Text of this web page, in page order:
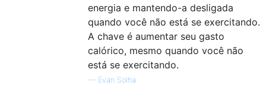
energia e mantendo-a desligada
quando você não está se exercitando.
A chave é aumentar seu gasto
calórico, mesmo quando você não
está se exercitando.
— Evan Solha